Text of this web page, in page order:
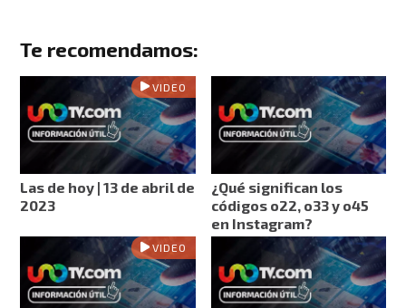
Te recomendamos:
VIDEO
Las de hoy | 13 de abril de
2023
¿Qué significan los
códigos o22, o33 y o45
en Instagram?
VIDEO